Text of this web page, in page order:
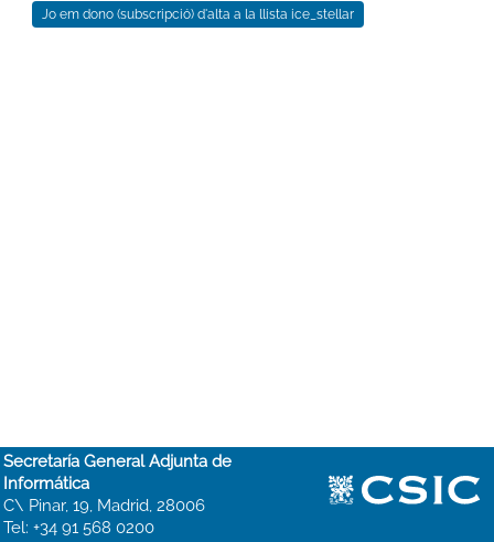
Secretaría General Adjunta de
Informática
C\ Pinar, 19, Madrid, 28006
Tel: +34 91 568 0200